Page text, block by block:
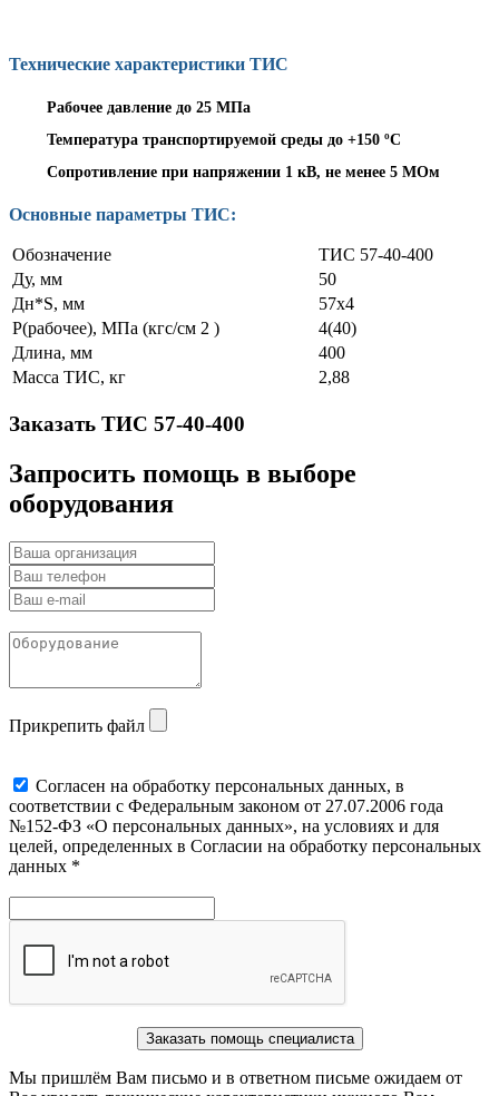
Технические характеристики ТИС
Рабочее давление до 25 МПа
Температура транспортируемой среды до +150 ºС
Сопротивление при напряжении 1 кВ, не менее 5 МОм
Основные параметры ТИС:
Обозначение
ТИС 57-40-400
Ду, мм
50
Дн*S, мм
57х4
Р(рабочее), МПа (кгс/см 2 )
4(40)
Длина, мм
400
Масса ТИС, кг
2,88
Заказать ТИС 57-40-400
Запросить помощь в выборе
оборудования
Прикрепить файл
Cогласен на обработку персональных данных, в
соответствии с Федеральным законом от 27.07.2006 года
№152-ФЗ «О персональных данных», на условиях и для
целей, определенных в Согласии на обработку персональных
данных *
Заказать помощь специалиста
Мы пришлём Вам письмо и в ответном письме ожидаем от